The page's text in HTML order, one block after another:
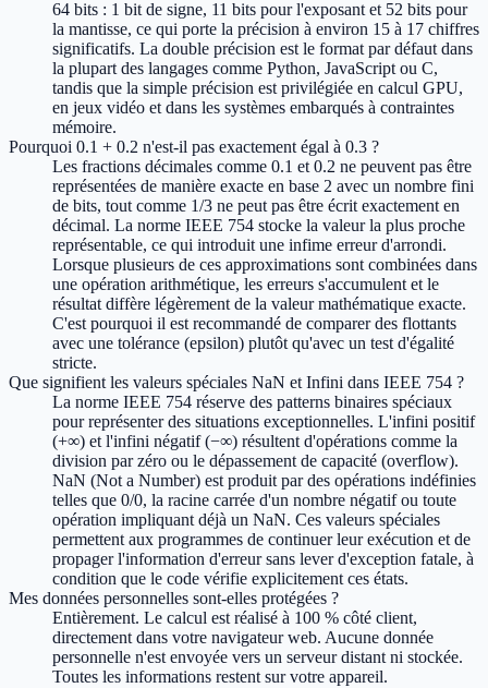
64 bits : 1 bit de signe, 11 bits pour l'exposant et 52 bits pour
la mantisse, ce qui porte la précision à environ 15 à 17 chiffres
significatifs. La double précision est le format par défaut dans
la plupart des langages comme Python, JavaScript ou C,
tandis que la simple précision est privilégiée en calcul GPU,
en jeux vidéo et dans les systèmes embarqués à contraintes
mémoire.
Pourquoi 0.1 + 0.2 n'est-il pas exactement égal à 0.3 ?
Les fractions décimales comme 0.1 et 0.2 ne peuvent pas être
représentées de manière exacte en base 2 avec un nombre fini
de bits, tout comme 1/3 ne peut pas être écrit exactement en
décimal. La norme IEEE 754 stocke la valeur la plus proche
représentable, ce qui introduit une infime erreur d'arrondi.
Lorsque plusieurs de ces approximations sont combinées dans
une opération arithmétique, les erreurs s'accumulent et le
résultat diffère légèrement de la valeur mathématique exacte.
C'est pourquoi il est recommandé de comparer des flottants
avec une tolérance (epsilon) plutôt qu'avec un test d'égalité
stricte.
Que signifient les valeurs spéciales NaN et Infini dans IEEE 754 ?
La norme IEEE 754 réserve des patterns binaires spéciaux
pour représenter des situations exceptionnelles. L'infini positif
(+∞) et l'infini négatif (−∞) résultent d'opérations comme la
division par zéro ou le dépassement de capacité (overflow).
NaN (Not a Number) est produit par des opérations indéfinies
telles que 0/0, la racine carrée d'un nombre négatif ou toute
opération impliquant déjà un NaN. Ces valeurs spéciales
permettent aux programmes de continuer leur exécution et de
propager l'information d'erreur sans lever d'exception fatale, à
condition que le code vérifie explicitement ces états.
Mes données personnelles sont-elles protégées ?
Entièrement. Le calcul est réalisé à 100 % côté client,
directement dans votre navigateur web. Aucune donnée
personnelle n'est envoyée vers un serveur distant ni stockée.
Toutes les informations restent sur votre appareil.